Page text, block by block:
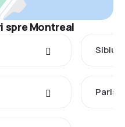
spre Montreal
Sibiu
Paris